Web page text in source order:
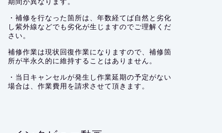
期間が異なります。
・補修を行なった箇所は、年数経てば自然と劣化
し紫外線などでも劣化が生じますのでご理解くだ
さい。
補修作業は現状回復作業になりますので、補修箇
所が半永久的に維持することはありません。
・当日キャンセルが発生し作業延期の予定がない
場合は、作業費用を請求させて頂きます。